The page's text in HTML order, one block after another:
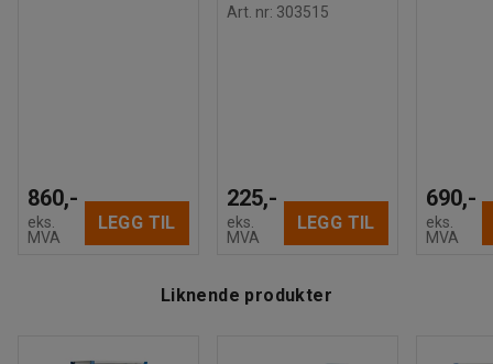
860,-
eks.
MVA
LEGG TIL
Art. nr: 303515
225,-
eks.
MVA
LEGG TIL
690,-
eks.
MVA
Liknende produkter